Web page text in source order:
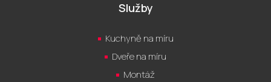
Služby
Kuchyně na míru
Dveře na míru
Montáž